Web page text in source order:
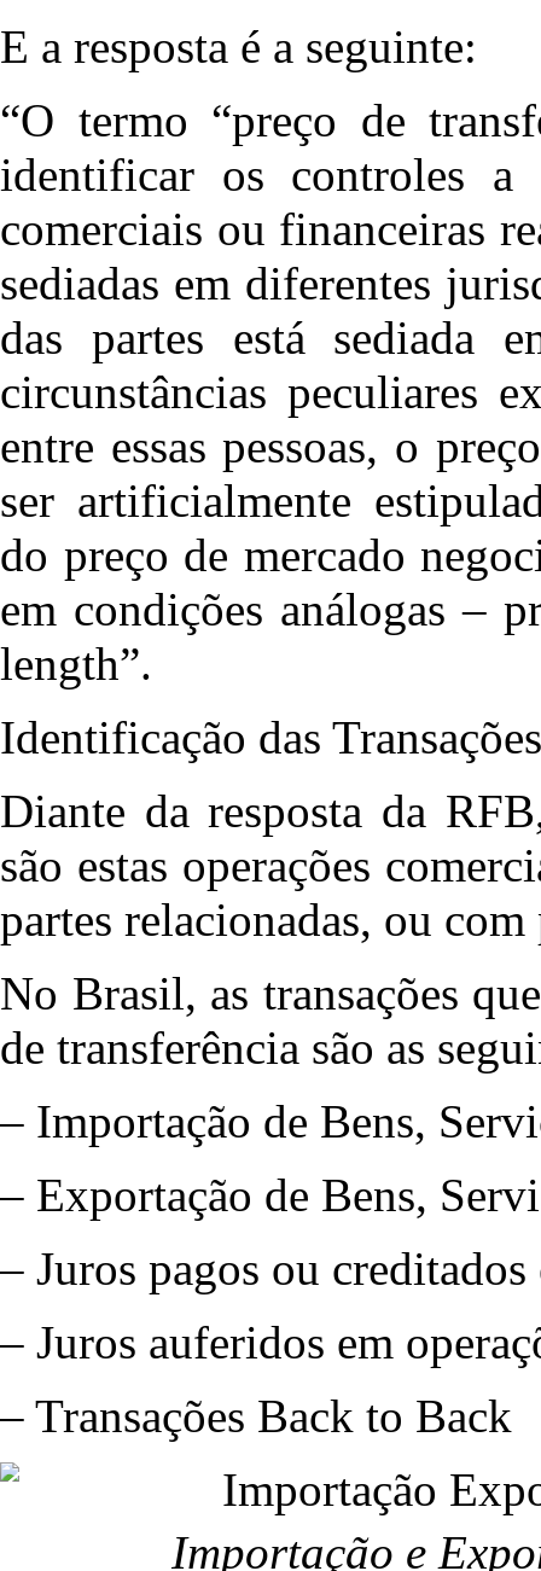
E a resposta é a seguinte:
“O termo “preço de
identificar os controles a
comerciais ou financeiras
sediadas em diferentes
das partes está sediada
circunstâncias peculiares
entre essas pessoas, o
ser artificialmente
do preço de mercado
em condições análogas –
length”.
Identificação das
Diante da resposta da
são estas operações
partes relacionadas, ou
No Brasil, as transações
de transferência são as
– Importação de Bens,
– Exportação de Bens,
– Juros pagos ou
– Juros auferidos em
– Transações Back to Back
Importação e